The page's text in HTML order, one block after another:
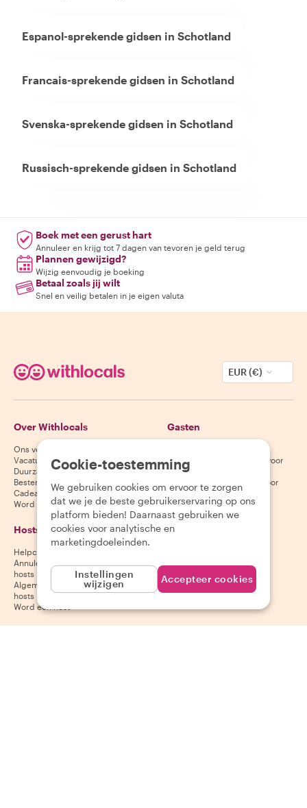
Espanol-sprekende gidsen in Schotland
Francais-sprekende gidsen in Schotland
Svenska-sprekende gidsen in Schotland
Russisch-sprekende gidsen in Schotland
Boek met een gerust hart
Annuleer en krijg tot 7 dagen van tevoren je geld terug
Plannen gewijzigd?
Wijzig eenvoudig je boeking
Betaal zoals jij wilt
Snel en veilig betalen in je eigen valuta
EUR (€)
Over Withlocals
Ons verhaal
Vacatures
Duurzaamheid
Bestemmingen
Cadeaubonnen
Word partner
Gasten
Annuleringsvoorwaarden voor
gasten
Algemene voorwaarden voor
gasten
Hosts
Helpcentrum voor hosts
Annuleringsvoorwaarden voor
hosts
Algemene voorwaarden voor
hosts
Word een host
Download onze app
Cookie-toestemming
We gebruiken cookies om ervoor te zorgen
dat we je de beste gebruikerservaring op ons
platform bieden! Daarnaast gebruiken we
cookies voor analytische en
marketingdoeleinden.
Instellingen
wijzigen
Accepteer cookies